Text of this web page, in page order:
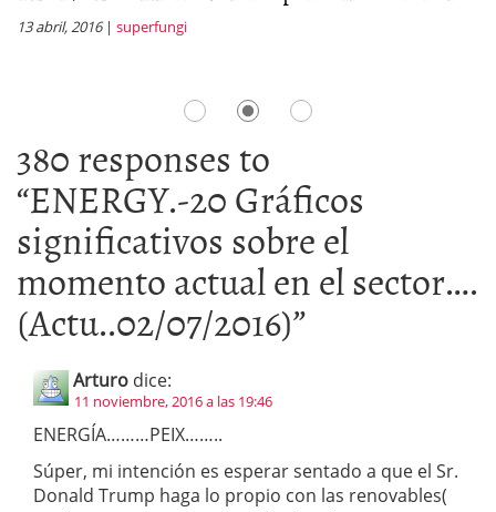
13 abril, 2016| superfungi
380 responses to
“ENERGY.-20 Gráficos
significativos sobre el
momento actual en el sector….
(Actu..02/07/2016)”
Arturo dice:
11 noviembre, 2016 a las 19:46
ENERGÍA………PEIX……..
Súper, mi intención es esperar sentado a que el Sr.
Donald Trump haga lo propio con las renovables(